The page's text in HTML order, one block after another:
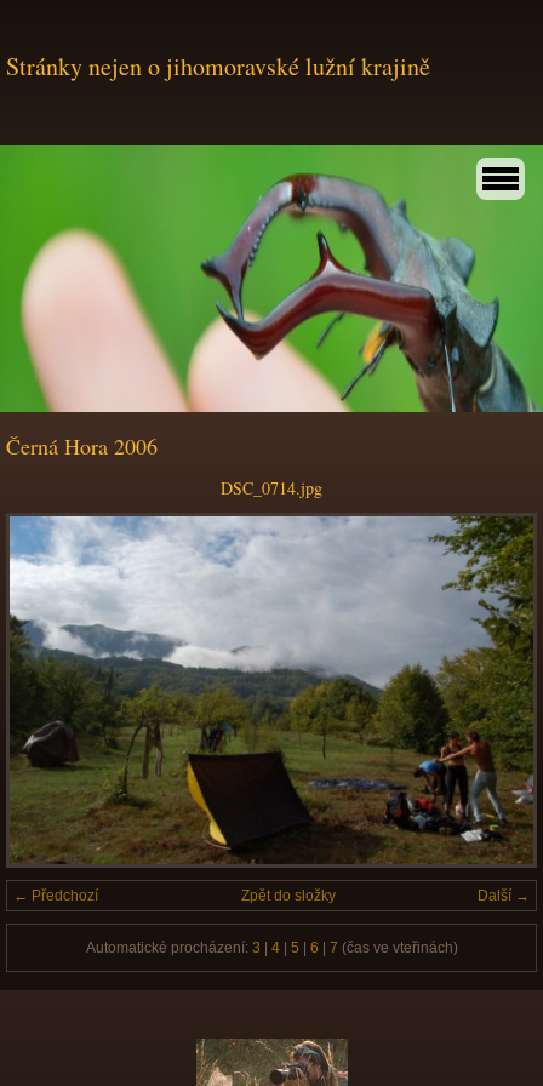
Stránky nejen o jihomoravské lužní krajině
Černá Hora 2006
DSC_0714.jpg
← Předchozí Další →
Zpět do složky
Automatické procházení: 3 4| 5 6 7 (čas ve vteřinách)